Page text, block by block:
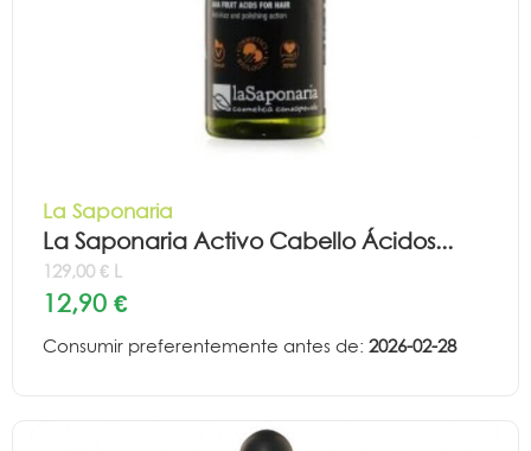
La Saponaria
La Saponaria Activo Cabello Ácidos...
129,00 € L
12,90 €
Consumir preferentemente antes de: 2026-02-28